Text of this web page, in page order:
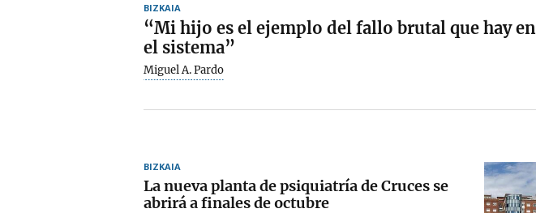
BIZKAIA
“Mi hijo es el ejemplo del fallo brutal que hay en
el sistema”
Miguel A. Pardo
BIZKAIA
La nueva planta de psiquiatría de Cruces se
abrirá a finales de octubre